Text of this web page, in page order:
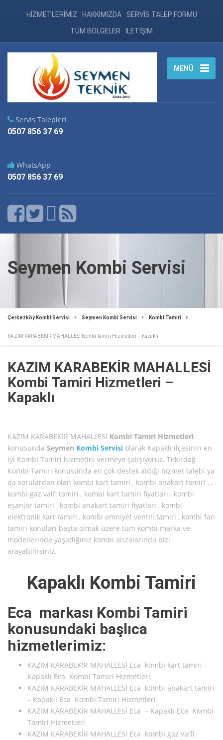
HİZMETLERİMİZ HAKKIMIZDA SERVİS TALEP FORMU
TÜM BÖLGELER İLETİŞİM
MENÜ
Servis Talepleri
0507 856 37 69
WhatsApp
0507 856 37 69
Seymen Kombi Servisi
Çerkezköy Kombi Servisi Seymen Kombi Servisi Kombi Tamiri
KAZIM KARABEKİR MAHALLESİ Kombi Tamiri Hizmetleri – Kapaklı
KAZIM KARABEKİR MAHALLESİ
Kombi Tamiri Hizmetleri –
Kapaklı
KAZIM KARABEKİR MAHALLESİ Kombi Tamiri Hizmetleri
konusunda Seymen Kombi Servisi olarak Kapaklı ilçesinin en
iyi Kombi Tamiri hizmetini vermeye çalışıyoruz. Tekirdağ
Kombi Tamiri konusunda en çok destek aldığı hizmet talebi ya
da sorulardan olan kombi kart tamiri , kombi anakart tamiri , ,
kombi gaz valfi tamiri , kombi kart tamiri fiyatları , kombi
eşanjör tamiri , kombi anakart tamiri fiyatları , kombi
elektronik kart tamiri , kombi emniyet ventili tamiri , kombi fan
tamiri konuları başta olmak üzere tüm kombi marka ve
modellerinde yaşadığınız kombi arızalarında bizi
arayabilirsiniz.
Kapaklı Kombi Tamiri
Eca markası Kombi Tamiri
konusundaki başlıca
hizmetlerimiz:
KAZIM KARABEKİR MAHALLESİ Eca kombi kart tamiri –
Kapaklı Eca Kombi Tamiri Hizmetleri
KAZIM KARABEKİR MAHALLESİ Eca kombi anakart tamiri
– Kapaklı Eca Kombi Tamiri Hizmetleri
KAZIM KARABEKİR MAHALLESİ Eca – Kapaklı Eca Kombi
Tamiri Hizmetleri
KAZIM KARABEKİR MAHALLESİ Eca kombi gaz valfi